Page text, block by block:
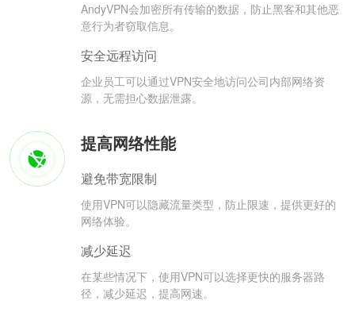
AndyVPN会加密所有传输的数据，防止黑客和其他恶
意行为者窃取信息。
安全远程访问
企业员工可以通过VPN安全地访问公司内部网络资
源，无需担心数据泄露。
提高网络性能
避免带宽限制
使用VPN可以隐藏流量类型，防止限速，提供更好的
网络体验。
减少延迟
在某些情况下，使用VPN可以选择更快的服务器路
径，减少延迟，提高网速。